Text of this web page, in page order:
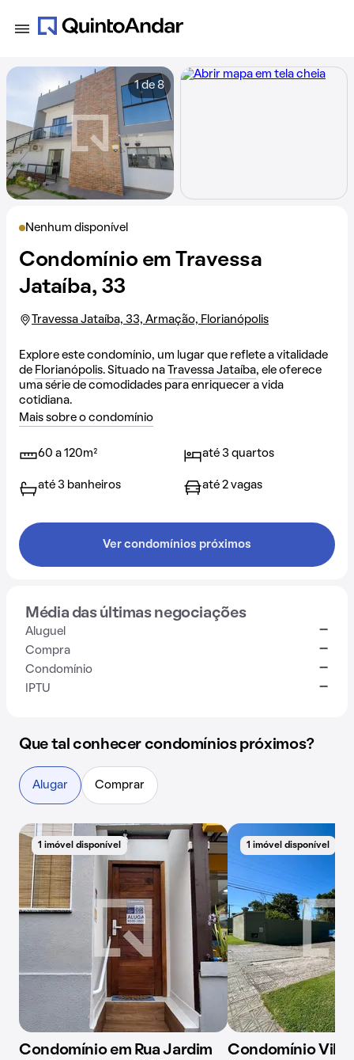
Nenhum disponível
Condomínio em Travessa
Jataíba, 33
Travessa Jataíba, 33, Armação, Florianópolis
Explore este condomínio, um lugar que reflete a vitalidade
de Florianópolis. Situado na Travessa Jataíba, ele oferece
uma série de comodidades para enriquecer a vida
cotidiana.
Mais sobre o condomínio
60 a 120m² até 3 quartos
até 3 banheiros até 2 vagas
Ver condomínios próximos
Média das últimas negociações
Aluguel -
Compra -
Condomínio -
IPTU -
1 de 8
Que tal conhecer condomínios próximos?
Alugar Comprar
1 imóvel disponível
Condomínio em Rua Jardim
1 imóvel disponível
Condomínio